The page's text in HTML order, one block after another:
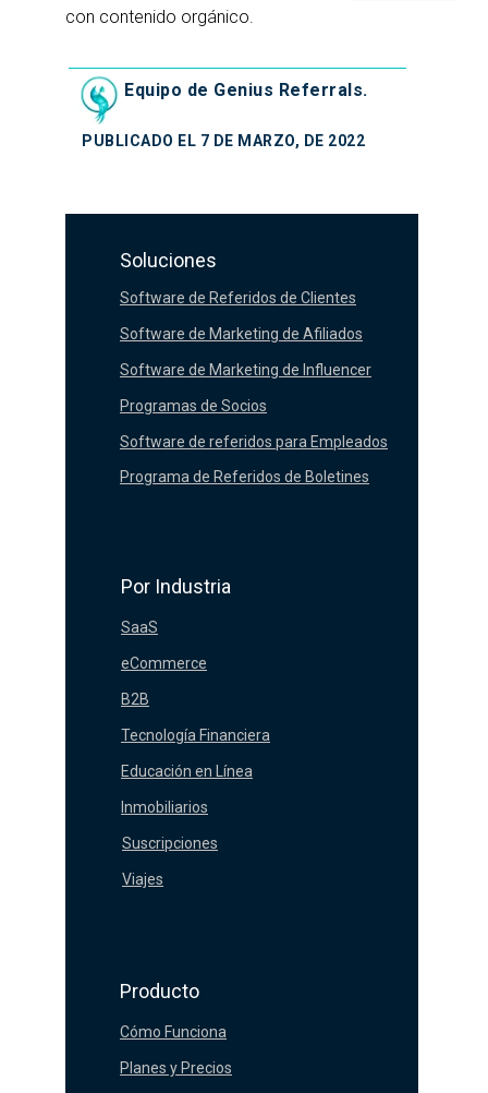
con contenido orgánico.
PUBLICADO EL 7 DE MARZO, DE 2022
Equipo de Genius Referrals.
Software de Referidos de Clientes
Programa de Referidos de Boletines
Programas de Socios
Software de Marketing de Influencer
Software de Marketing de Afiliados
Software de referidos para Empleados
Soluciones
SaaS
Inmobiliarios
Educación en Línea
Tecnología Financiera
B2B
eCommerce
Viajes
Suscripciones
Por Industria
Cómo Funciona
Planes y Precios
Producto